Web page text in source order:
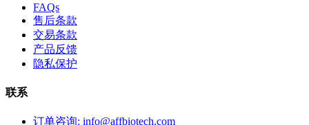
FAQs
售后条款
交易条款
产品反馈
隐私保护
联系
订单咨询: info@affbiotech.com